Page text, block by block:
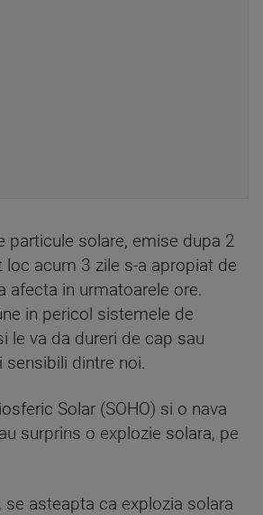
particule solare, emise dupa 2
loc acum 3 zile s-a apropiat de
afecta in urmatoarele ore.
in pericol sistemele de
le va da dureri de cap sau
dintre noi.
Solar (SOHO) si o nava
surprins o explozie solara, pe
se asteapta ca explozia solara